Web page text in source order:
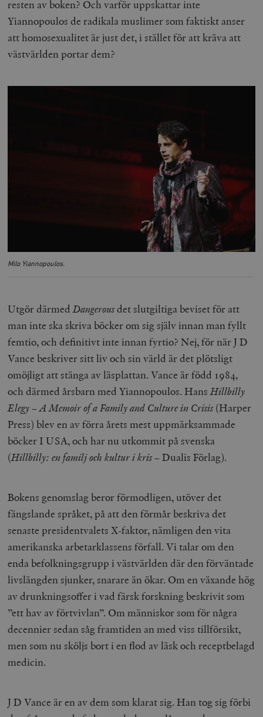
resten av boken? Och varför uppskattar inte
Yiannopoulos de radikala muslimer som faktiskt anser
att homosexualitet är just det, i stället för att kräva att
västvärlden portar dem?
Milo Yiannopoulos.
Utgör därmedDangerousdet slutgiltiga beviset för att
man inte ska skriva böcker om sig själv innan man fyllt
femtio, och definitivt inte innan fyrtio? Nej, för när J D
Vance beskriver sitt liv och sin värld är det plötsligt
omöjligt att stänga av läsplattan. Vance är född 1984,
och därmed årsbarn med Yiannopoulos. HansHillbilly
Elegy – A Memoir of a Family and Culture in Crisis (Harper
Press) blev en av förra årets mest uppmärksammade
böcker I USA, och har nu utkommit på svenska
(Hillbilly: en familj och kultur i kris– Dualis Förlag).
Bokens genomslag beror förmodligen, utöver det
fängslande språket, på att den förmår beskriva det
senaste presidentvalets X-faktor, nämligen den vita
amerikanska arbetarklassens förfall. Vi talar om den
enda befolkningsgrupp i västvärlden där den förväntade
livslängden sjunker, snarare än ökar. Om en växande hög
av drunkningsoffer i vad färsk forskning beskrivit som
”ett hav av förtvivlan”. Om människor som för några
decennier sedan såg framtiden an med viss tillförsikt,
men som nu sköljs bort i en flod av läsk och receptbelagd
medicin.
J D Vance är en av dem som klarat sig. Han tog sig förbi